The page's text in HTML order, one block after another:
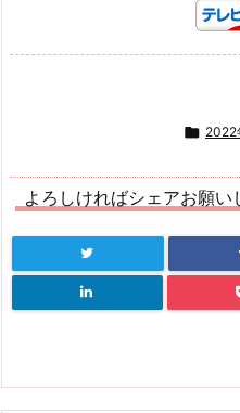
 2022
よろしければシェアお願い